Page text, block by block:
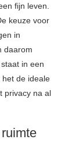
fijn leven.
keuze voor
in
daarom
in een
de ideale
privacy na al